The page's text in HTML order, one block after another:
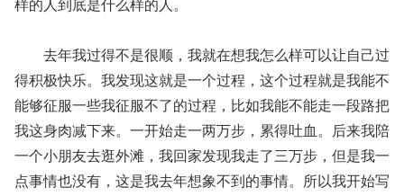
样的人到底是什么样的人。
去年我过得不是很顺，我就在想我怎么样可以让自己过
得积极快乐。我发现这就是一个过程，这个过程就是我能不
能够征服一些我征服不了的过程，比如我能不能走一段路把
我这身肉减下来。一开始走一两万步，累得吐血。后来我陪
一个小朋友去逛外滩，我回家发现我走了三万步，但是我一
点事情也没有，这是我去年想象不到的事情。所以我开始写